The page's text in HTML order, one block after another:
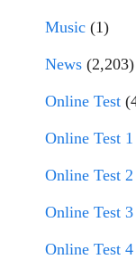
Music (1)
News (2,203)
Online Test
Online Test
Online Test
Online Test
Online Test